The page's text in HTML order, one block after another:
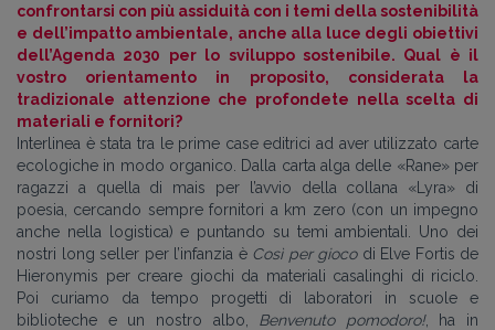
confrontarsi con più assiduità con i temi della sostenibilità
e dell’impatto ambientale, anche alla luce degli obiettivi
dell’Agenda 2030 per lo sviluppo sostenibile. Qual è il
vostro orientamento in proposito, considerata la
tradizionale attenzione che profondete nella scelta di
materiali e fornitori?
Interlinea è stata tra le prime case editrici ad aver utilizzato carte
ecologiche in modo organico. Dalla carta alga delle «Rane» per
ragazzi a quella di mais per l’avvio della collana «Lyra» di
poesia, cercando sempre fornitori a km zero (con un impegno
anche nella logistica) e puntando su temi ambientali. Uno dei
nostri long seller per l’infanzia è Così per giocodi Elve Fortis de
Hieronymis per creare giochi da materiali casalinghi di riciclo.
Poi curiamo da tempo progetti di laboratori in scuole e
biblioteche e un nostro albo, Benvenuto pomodoro!, ha in